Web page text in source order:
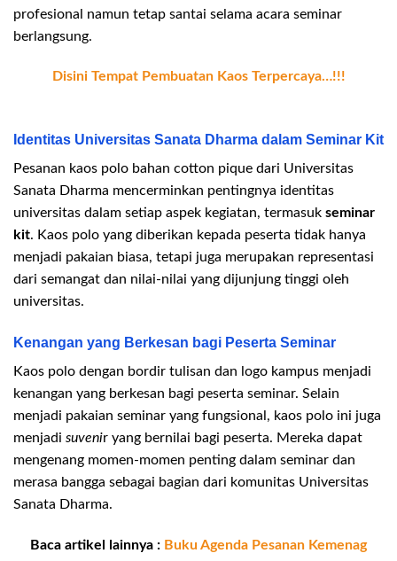
profesional namun tetap santai selama acara seminar
berlangsung.
Disini Tempat Pembuatan Kaos Terpercaya…!!!
Identitas Universitas Sanata Dharma dalam Seminar Kit
Pesanan kaos polo bahan cotton pique dari Universitas
Sanata Dharma mencerminkan pentingnya identitas
universitas dalam setiap aspek kegiatan, termasuk seminar
kit. Kaos polo yang diberikan kepada peserta tidak hanya
menjadi pakaian biasa, tetapi juga merupakan representasi
dari semangat dan nilai-nilai yang dijunjung tinggi oleh
universitas.
Kenangan yang Berkesan bagi Peserta Seminar
Kaos polo dengan bordir tulisan dan logo kampus menjadi
kenangan yang berkesan bagi peserta seminar. Selain
menjadi pakaian seminar yang fungsional, kaos polo ini juga
menjadi suvenir yang bernilai bagi peserta. Mereka dapat
mengenang momen-momen penting dalam seminar dan
merasa bangga sebagai bagian dari komunitas Universitas
Sanata Dharma.
Baca artikel lainnya : Buku Agenda Pesanan Kemenag